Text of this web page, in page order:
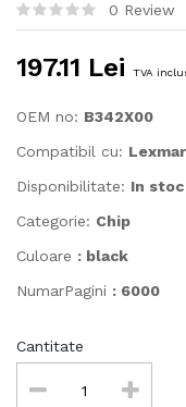
0 Review
197.11 Lei TVA
OEM no: B342X00
Compatibil cu:
Disponibilitate: In stoc
Categorie: Chip
Culoare : black
NumarPagini : 6000
Cantitate